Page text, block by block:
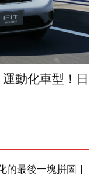
動化車型！日
最後一塊拼圖 |